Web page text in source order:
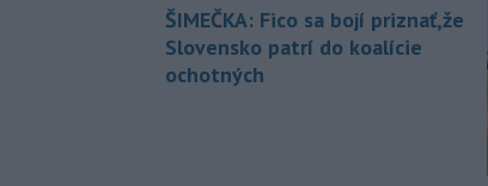
ŠIMEČKA: Fico sa bojí priznať,že
Slovensko patrí do koalície
ochotných